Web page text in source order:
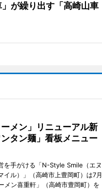
が繰り出す「高崎山車
メン」リニューアル新
タン麺」看板メニュー
を手がける「N-Style Smile（エヌ
イル）」（高崎市上豊岡町）は7月
メン喜重軒」（高崎市豊岡町）を